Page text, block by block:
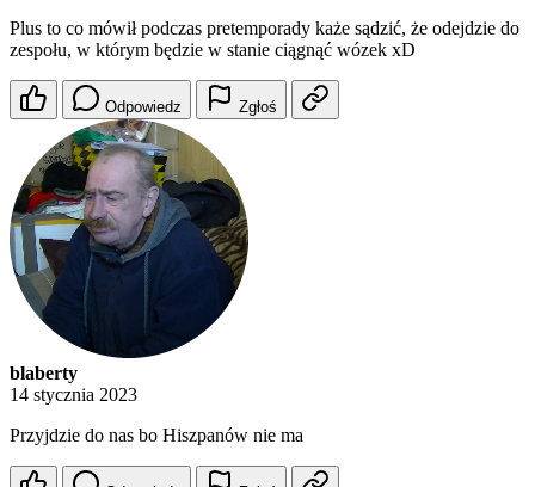
Plus to co mówił podczas pretemporady każe sądzić, że odejdzie do
zespołu, w którym będzie w stanie ciągnąć wózek xD
Odpowiedz Zgłoś
blaberty
14 stycznia 2023
Przyjdzie do nas bo Hiszpanów nie ma